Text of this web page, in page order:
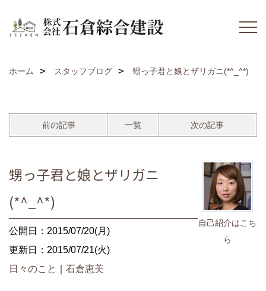
ホーム スタッフブログ 甥っ子君と娘とザリガニ(*^_^*)
前の記事 一覧 次の記事
自己紹介はこち
ら
甥っ子君と娘とザリガニ
(*^_^*)
公開日：2015/07/20(月)
更新日：2015/07/21(火)
日々のこと
石倉恵美